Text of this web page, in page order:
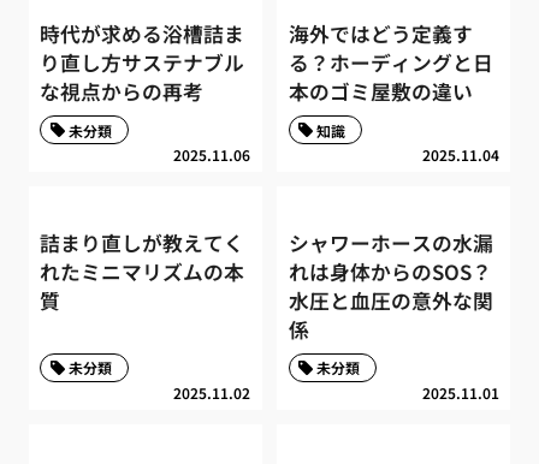
時代が求める浴槽詰ま
り直し方サステナブル
な視点からの再考
2025.11.06
未分類
海外ではどう定義す
る？ホーディングと日
本のゴミ屋敷の違い
2025.11.04
知識
詰まり直しが教えてく
れたミニマリズムの本
質
2025.11.02
未分類
シャワーホースの水漏
れは身体からのSOS？
水圧と血圧の意外な関
係
2025.11.01
未分類